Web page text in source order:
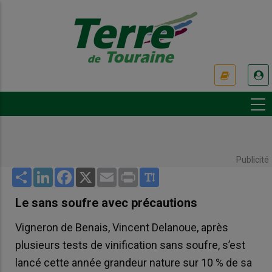
Publicité
Share LinkedInFacebook
X Email Print
Le sans soufre avec précautions
Vigneron de Benais, Vincent Delanoue, après
plusieurs tests de vinification sans soufre, s’est
lancé cette année grandeur nature sur 10 % de sa